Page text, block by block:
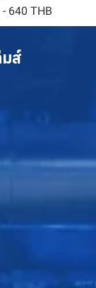
- 640 THB
ส์